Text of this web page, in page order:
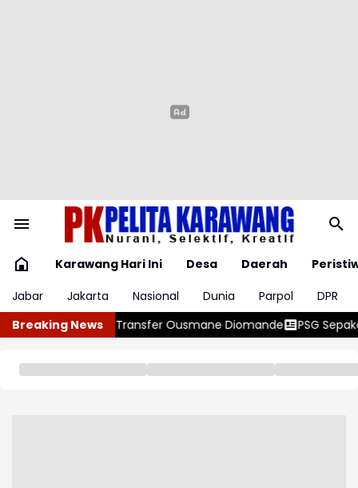
Karawang Hari Ini Desa Daerah
Jabar
Jakarta Nasional Dunia Parpol
DPR
Breaking News
Diomande PSG Sepakati Ferran, Siap Kirim Tawaran ke